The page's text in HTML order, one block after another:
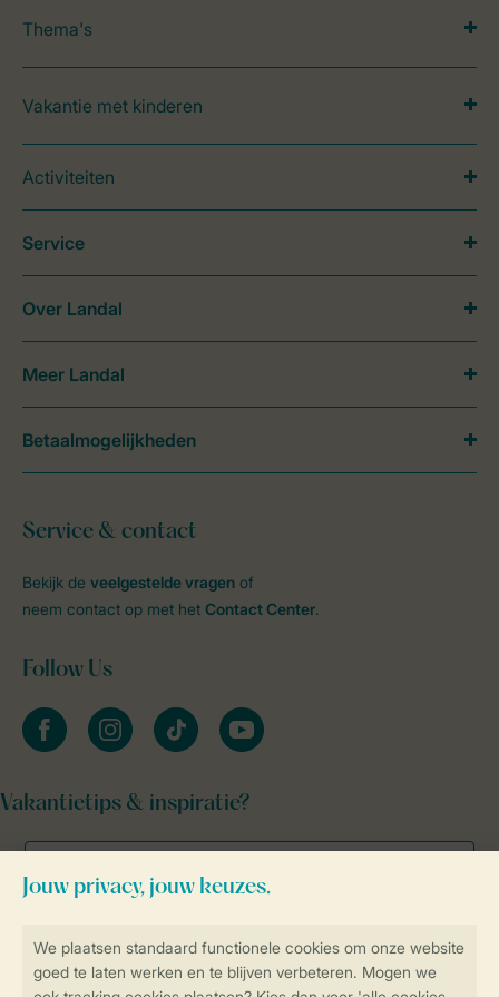
Thema's
Vakantie met kinderen
Activiteiten
Service & contact
Bekijk de veelgestelde vragen of
neem contact op met het Contact Center.
Follow Us
facebookinstagramtiktok youtube
Vakantietips & inspiratie?
Service
Over Landal
Meer Landal
Betaalmogelijkheden